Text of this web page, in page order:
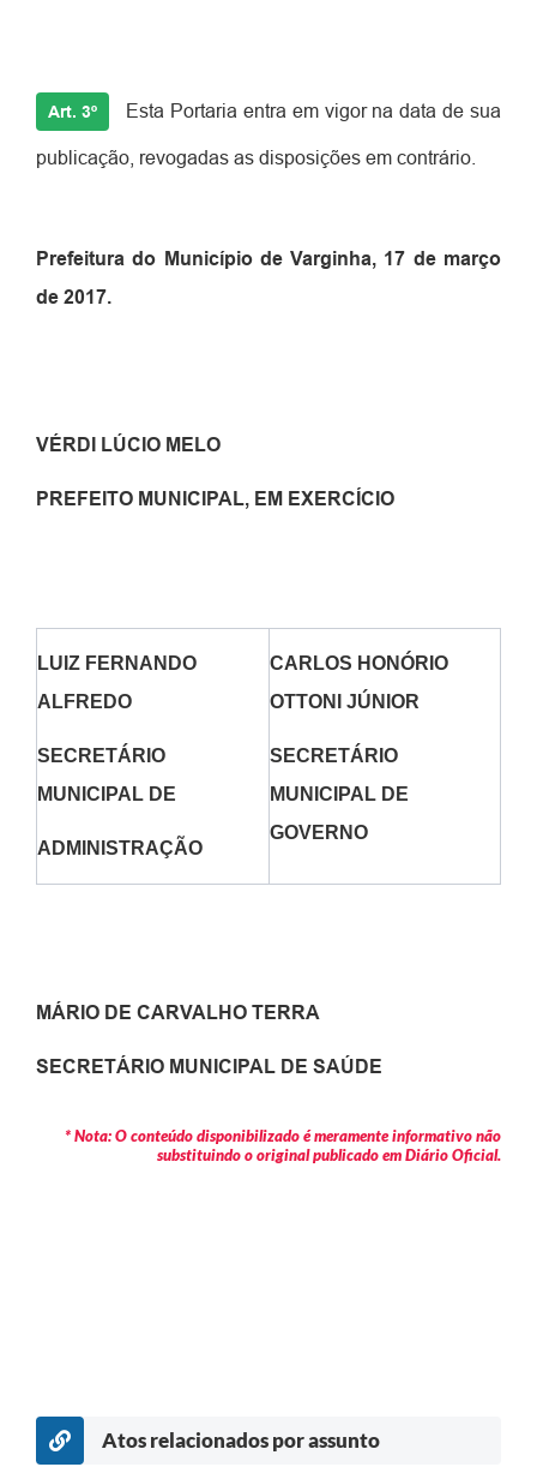
Art. 3º Esta Portaria entra em vigor na data de sua
publicação, revogadas as disposições em contrário.
Prefeitura do Município de Varginha, 17 de março
de 2017.
VÉRDI LÚCIO MELO
PREFEITO MUNICIPAL, EM EXERCÍCIO
LUIZ FERNANDO
ALFREDO
SECRETÁRIO
MUNICIPAL DE
ADMINISTRAÇÃO
CARLOS HONÓRIO
OTTONI JÚNIOR
SECRETÁRIO
MUNICIPAL DE
GOVERNO
MÁRIO DE CARVALHO TERRA
SECRETÁRIO MUNICIPAL DE SAÚDE
* Nota: O conteúdo disponibilizado é meramente informativo não
substituindo o original publicado em Diário Oficial.
Atos relacionados por assunto